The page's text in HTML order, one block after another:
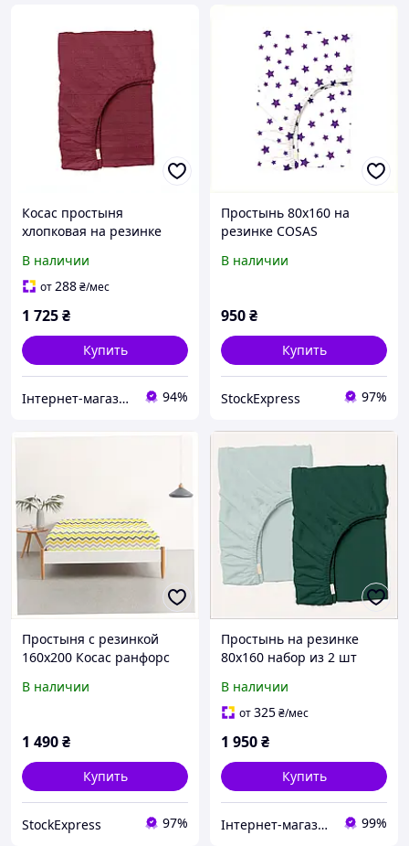
Косас простыня
хлопковая на резинке
A8567X59K5
В наличии
от288₴/мес
1 725₴
Купить
Інтернет-магазин ShopNow 94%
Простынь 80х160 на
резинке COSAS
85M665E57
В наличии
950₴
Купить
StockExpress 97%
Простыня с резинкой
160х200 Косас ранфорс
7M6M92H619
В наличии
1 490₴
Купить
StockExpress 97%
Простынь на резинке
80х160 набор из 2 шт
8M55B8560
В наличии
от325₴/мес
1 950₴
Купить
Інтернет-магазин SaleX 99%